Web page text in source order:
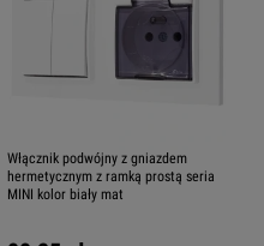
Włącznik podwójny z gniazdem
hermetycznym z ramką prostą seria
MINI kolor biały mat